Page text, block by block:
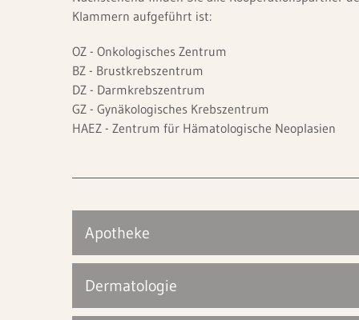
Hämatoonkologie)
Innere Medizin II (Kardio-, Pneumologie)
Kinder- und Jugendchirurgie
Sektionen
Klammern aufgeführt ist:
OZ - Onkologisches Zentrum
BZ - Brustkrebszentrum
DZ - Darmkrebszentrum
GZ - Gynäkologisches Krebszentrum
HAEZ - Zentrum für Hämatologische Neoplasien
Apotheke
Dermatologie